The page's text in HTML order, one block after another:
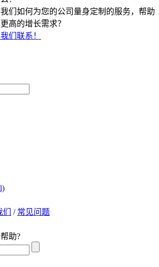
们如何为您的公司量身定制的服务，帮助
高的增长需求？
们联系！
/ 常见问题
助?